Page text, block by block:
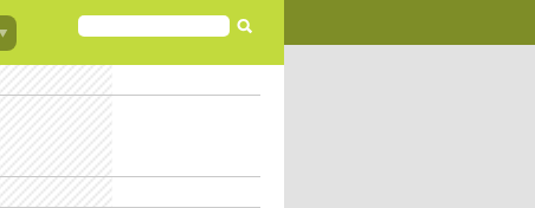
FORMULAIRE
DE
RECHERCHE